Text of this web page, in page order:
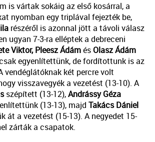
is vártak sokáig az első kosárral, a
nyomban egy triplával fejezték be,
részéről is azonnal jött a távoli válasz
ugyan 7-3-ra elléptek a debreceni
Viktor, Pleesz ÁdámésOlasz Ádám
egyenlítettünk, de fordítottunk is az
vendéglátóknak két percre volt
visszavegyék a vezetést (13-10). A
szépített (13-12),Andrássy Géza
(13-13), majd Takács Dániel
át a vezetést (15-13). A negyedet 15-
zárták a csapatok.